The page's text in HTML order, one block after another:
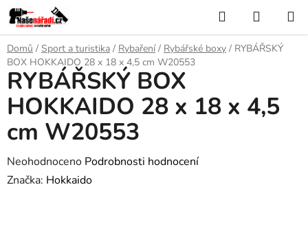
Přejít
na
obsah
Hledat
KOŠÍK
Domů / Sport a turistika / Rybaření / Rybářské boxy / RYBÁŘSKÝ
BOX HOKKAIDO 28 x 18 x 4,5 cm W20553
RYBÁŘSKÝ BOX
HOKKAIDO 28 x 18 x 4,5
cm W20553
Průměrné
hodnocení
Neohodnoceno Podrobnosti hodnocení
Značka: Hokkaido